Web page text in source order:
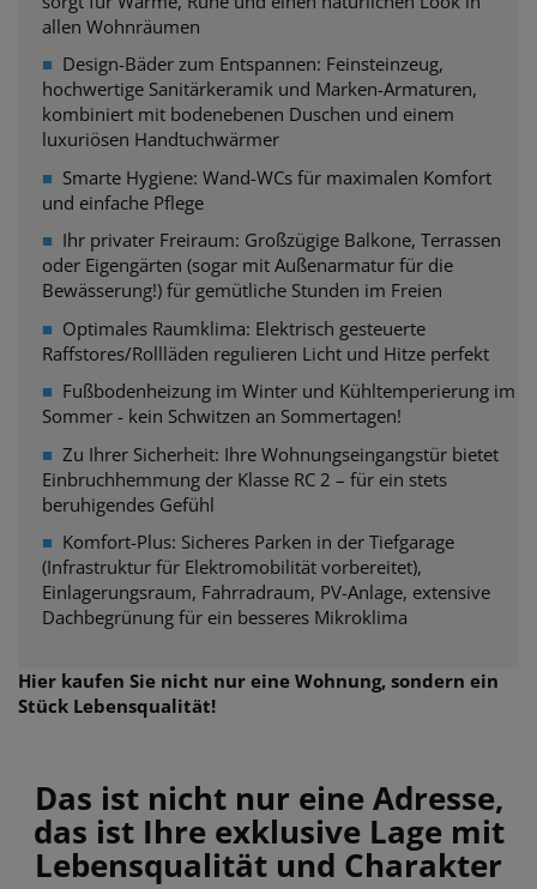
allen Wohnräumen
■ Design-Bäder zum Entspannen: Feinsteinzeug,
hochwertige Sanitärkeramik und Marken-Armaturen,
kombiniert mit bodenebenen Duschen und einem
luxuriösen Handtuchwärmer
■ Smarte Hygiene: Wand-WCs für maximalen Komfort
und einfache Pflege
■ Ihr privater Freiraum: Großzügige Balkone, Terrassen
oder Eigengärten (sogar mit Außenarmatur für die
Bewässerung!) für gemütliche Stunden im Freien
■ Optimales Raumklima: Elektrisch gesteuerte
Raffstores/Rollläden regulieren Licht und Hitze perfekt
■ Fußbodenheizung im Winter und Kühltemperierung im
Sommer - kein Schwitzen an Sommertagen!
■ Zu Ihrer Sicherheit: Ihre Wohnungseingangstür bietet
Einbruchhemmung der Klasse RC 2 – für ein stets
beruhigendes Gefühl
■ Komfort-Plus: Sicheres Parken in der Tiefgarage
(Infrastruktur für Elektromobilität vorbereitet),
Einlagerungsraum, Fahrradraum, PV-Anlage, extensive
Dachbegrünung für ein besseres Mikroklima
Hier kaufen Sie nicht nur eine Wohnung, sondern ein
Stück Lebensqualität!
Das ist nicht nur eine Adresse,
das ist Ihre exklusive Lage mit
Lebensqualität und Charakter